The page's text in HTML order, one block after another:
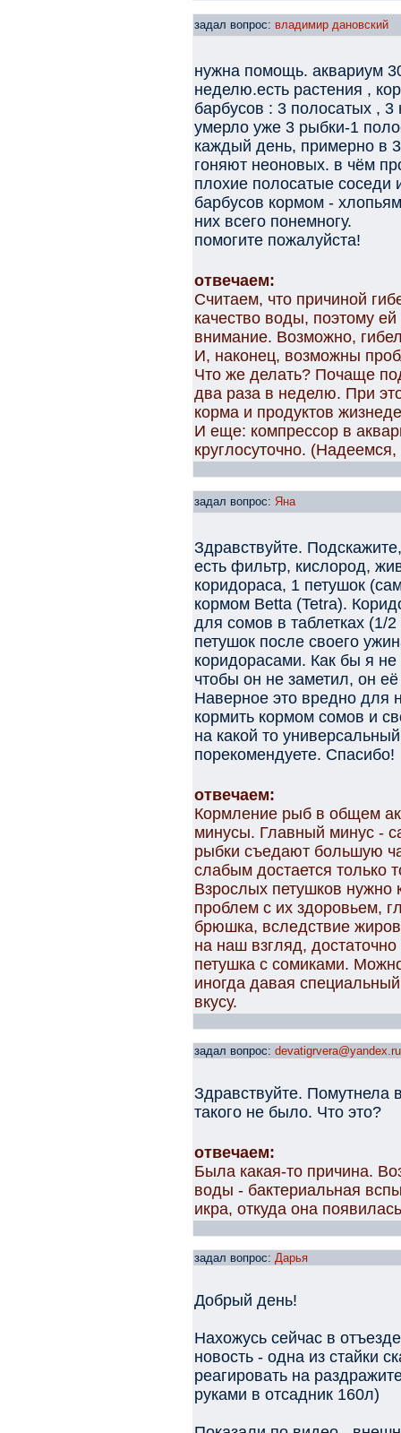
задал вопрос: владимир дановский
нужна помощь. аквариум
неделю.есть растения ,
барбусов : 3 полосатых ,
умерло уже 3 рыбки-1
каждый день, примерно в
гоняют неоновых. в чём
плохие полосатые соседи
барбусов кормом -
них всего понемногу.
помогите пожалуйста!
отвечаем:
Считаем, что причиной
качество воды, поэтому
внимание. Возможно,
И, наконец, возможны
Что же делать? Почаще
два раза в неделю. При
корма и продуктов
И еще: компрессор в
круглосуточно.
задал вопрос: Яна
Здравствуйте.
есть фильтр, кислород,
коридораса, 1 петушок
кормом Betta (Tetra).
для сомов в таблетках (1/
петушок после своего
коридорасами. Как бы я не
чтобы он не заметил, он
Наверное это вредно для
кормить кормом сомов и
на какой то
порекомендуете. Спасибо!
отвечаем:
Кормление рыб в общем
минусы. Главный минус -
рыбки съедают большую
слабым достается только
Взрослых петушков нужно
проблем с их здоровьем,
брюшка, вследствие
на наш взгляд,
петушка с сомиками.
иногда давая
вкусу.
задал вопрос: devatigrvera@yandex.ru
Здравствуйте. Помутнела
такого не было. Что это?
отвечаем:
Была какая-то причина.
воды - бактериальная
икра, откуда она
задал вопрос: Дарья
Добрый день!
Нахожусь сейчас в
новость - одна из стайки
реагировать на
руками в отсадник 160л)